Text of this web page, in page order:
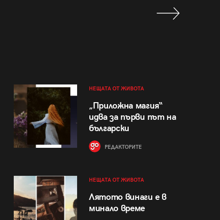
НЕЩАТА ОТ ЖИВОТА
„Приложна магия“
идва за първи път на
български
РЕДАКТОРИТЕ
НЕЩАТА ОТ ЖИВОТА
Лятото винаги е в
минало време